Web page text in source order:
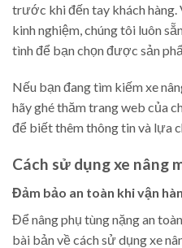
trước khi đến tay khách
kinh nghiệm, chúng tôi luôn
tình để bạn chọn được sản
Nếu bạn đang tìm kiếm xe
hãy ghé thăm trang web của
để biết thêm thông tin và lựa
Cách sử dụng xe nâng
Đảm bảo an toàn khi vận
Để nâng phụ tùng nặng an
bài bản về cách sử dụng xe